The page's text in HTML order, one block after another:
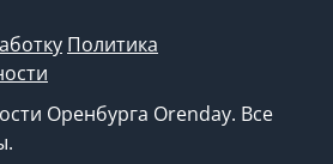
Политика
Оренбурга Orenday. Все